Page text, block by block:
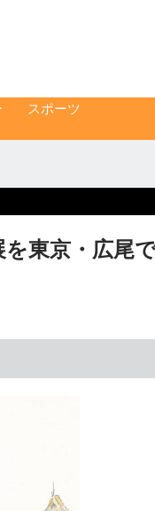
スポーツ
東京・広尾